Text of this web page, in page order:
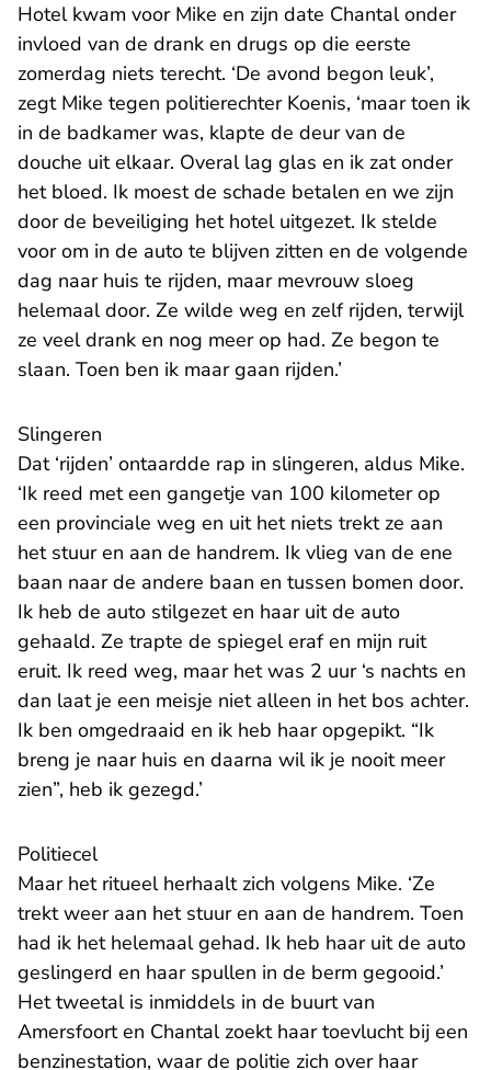
Hotel kwam voor Mike en zijn date Chantal onder
invloed van de drank en drugs op die eerste
zomerdag niets terecht. ‘De avond begon leuk’,
zegt Mike tegen politierechter Koenis, ‘maar toen ik
in de badkamer was, klapte de deur van de
douche uit elkaar. Overal lag glas en ik zat onder
het bloed. Ik moest de schade betalen en we zijn
door de beveiliging het hotel uitgezet. Ik stelde
voor om in de auto te blijven zitten en de volgende
dag naar huis te rijden, maar mevrouw sloeg
helemaal door. Ze wilde weg en zelf rijden, terwijl
ze veel drank en nog meer op had. Ze begon te
slaan. Toen ben ik maar gaan rijden.’
Slingeren
Dat ‘rijden’ ontaardde rap in slingeren, aldus Mike.
‘Ik reed met een gangetje van 100 kilometer op
een provinciale weg en uit het niets trekt ze aan
het stuur en aan de handrem. Ik vlieg van de ene
baan naar de andere baan en tussen bomen door.
Ik heb de auto stilgezet en haar uit de auto
gehaald. Ze trapte de spiegel eraf en mijn ruit
eruit. Ik reed weg, maar het was 2 uur ‘s nachts en
dan laat je een meisje niet alleen in het bos achter.
Ik ben omgedraaid en ik heb haar opgepikt. “Ik
breng je naar huis en daarna wil ik je nooit meer
zien”, heb ik gezegd.’
Politiecel
Maar het ritueel herhaalt zich volgens Mike. ‘Ze
trekt weer aan het stuur en aan de handrem. Toen
had ik het helemaal gehad. Ik heb haar uit de auto
geslingerd en haar spullen in de berm gegooid.’
Het tweetal is inmiddels in de buurt van
Amersfoort en Chantal zoekt haar toevlucht bij een
benzinestation, waar de politie zich over haar